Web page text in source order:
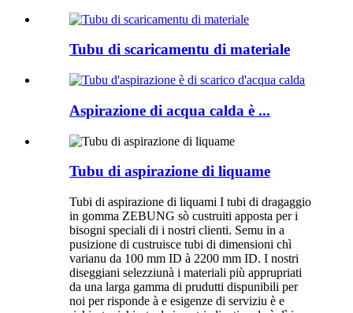
Tubu di scaricamentu di materiale
Aspirazione di acqua calda è ...
Tubu di aspirazione di liquame
Tubi di aspirazione di liquami I tubi di dragaggio
in gomma ZEBUNG sò custruiti apposta per i
bisogni speciali di i nostri clienti. Semu in a
pusizione di custruisce tubi di dimensioni chì
varianu da 100 mm ID à 2200 mm ID. I nostri
diseggiani selezziunà i materiali più apprupriati
da una larga gamma di prudutti dispunibili per
noi per risponde à e esigenze di serviziu è e